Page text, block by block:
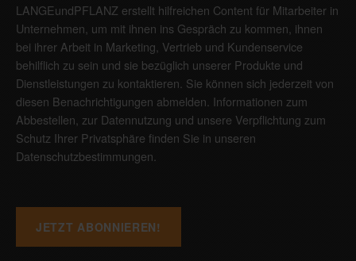
LANGEundPFLANZ erstellt hilfreichen Content für Mitarbeiter in
Unternehmen, um mit ihnen ins Gespräch zu kommen, ihnen
bei ihrer Arbeit in Marketing, Vertrieb und Kundenservice
behilflich zu sein und sie bezüglich unserer Produkte und
Dienstleistungen zu kontaktieren. Sie können sich jederzeit von
diesen Benachrichtigungen abmelden. Informationen zum
Abbestellen, zur Datennutzung und unsere Verpflichtung zum
Schutz Ihrer Privatsphäre finden Sie in unseren
Datenschutzbestimmungen